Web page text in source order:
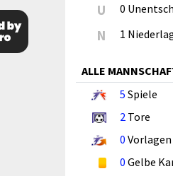
U 0
N 1
ALLE
5 Spiele
2 Tore
0 Vorlagen
0 Gelbe